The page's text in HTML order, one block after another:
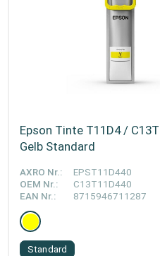
Epson Tinte T11D4 /
Gelb Standard
AXRO Nr.:
EPST11D440
OEM Nr.:
C13T11D440
EAN Nr.:
8715946711287
Standard